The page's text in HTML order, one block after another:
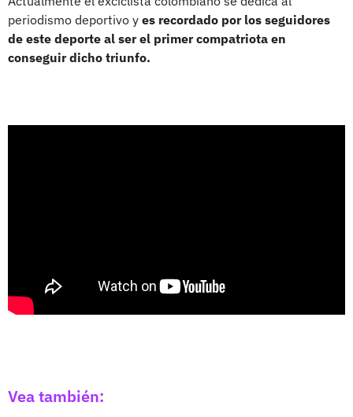
periodismo deportivo y es recordado por los seguidores
de este deporte al ser el primer compatriota en
conseguir dicho triunfo.
Vea también: